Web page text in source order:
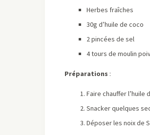
Herbes fraîches
30g d’huile de coco
2 pincées de sel
4 tours de moulin
Préparations :
Faire chauffer l’huile
Snacker quelques
Déposer les noix de